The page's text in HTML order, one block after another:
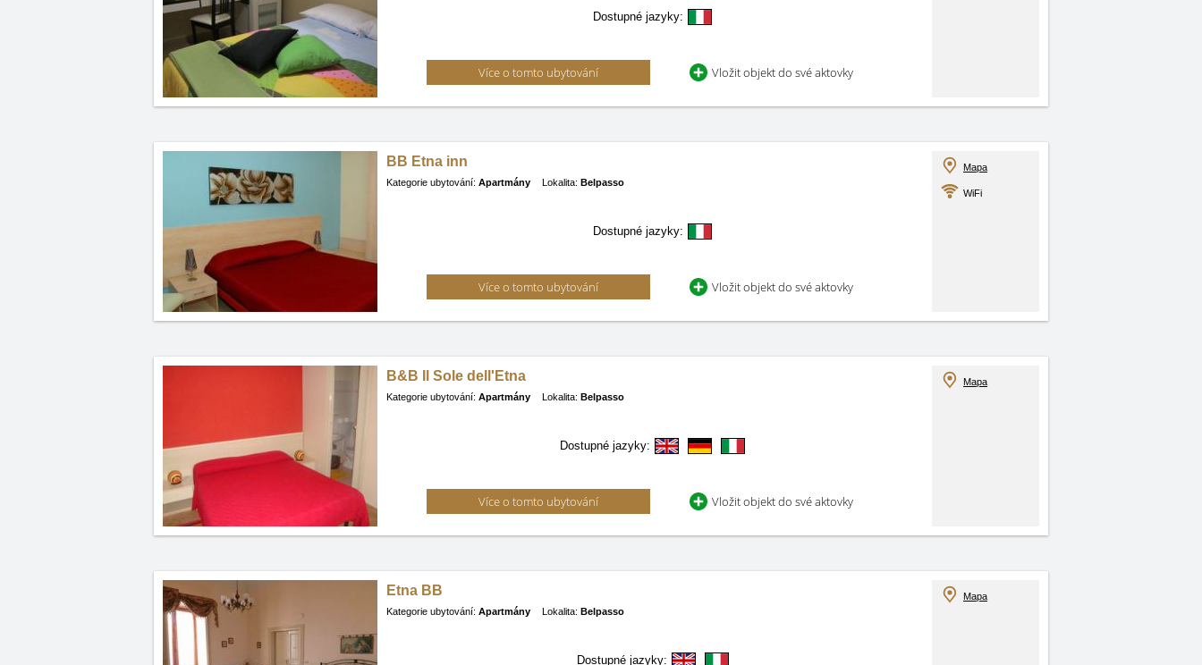
Dostupné jazyky:
Více o tomto ubytování Vložit objekt do své aktovky
BB Etna inn
Kategorie ubytování: Apartmány Lokalita: Belpasso
Dostupné jazyky:
Více o tomto ubytování Vložit objekt do své aktovky
Mapa
WiFi
B&B Il Sole dell'Etna
Kategorie ubytování: Apartmány Lokalita: Belpasso
Dostupné jazyky:
Více o tomto ubytování Vložit objekt do své aktovky
Mapa
Etna BB
Kategorie ubytování: Apartmány Lokalita: Belpasso
Dostupné jazyky:
Mapa